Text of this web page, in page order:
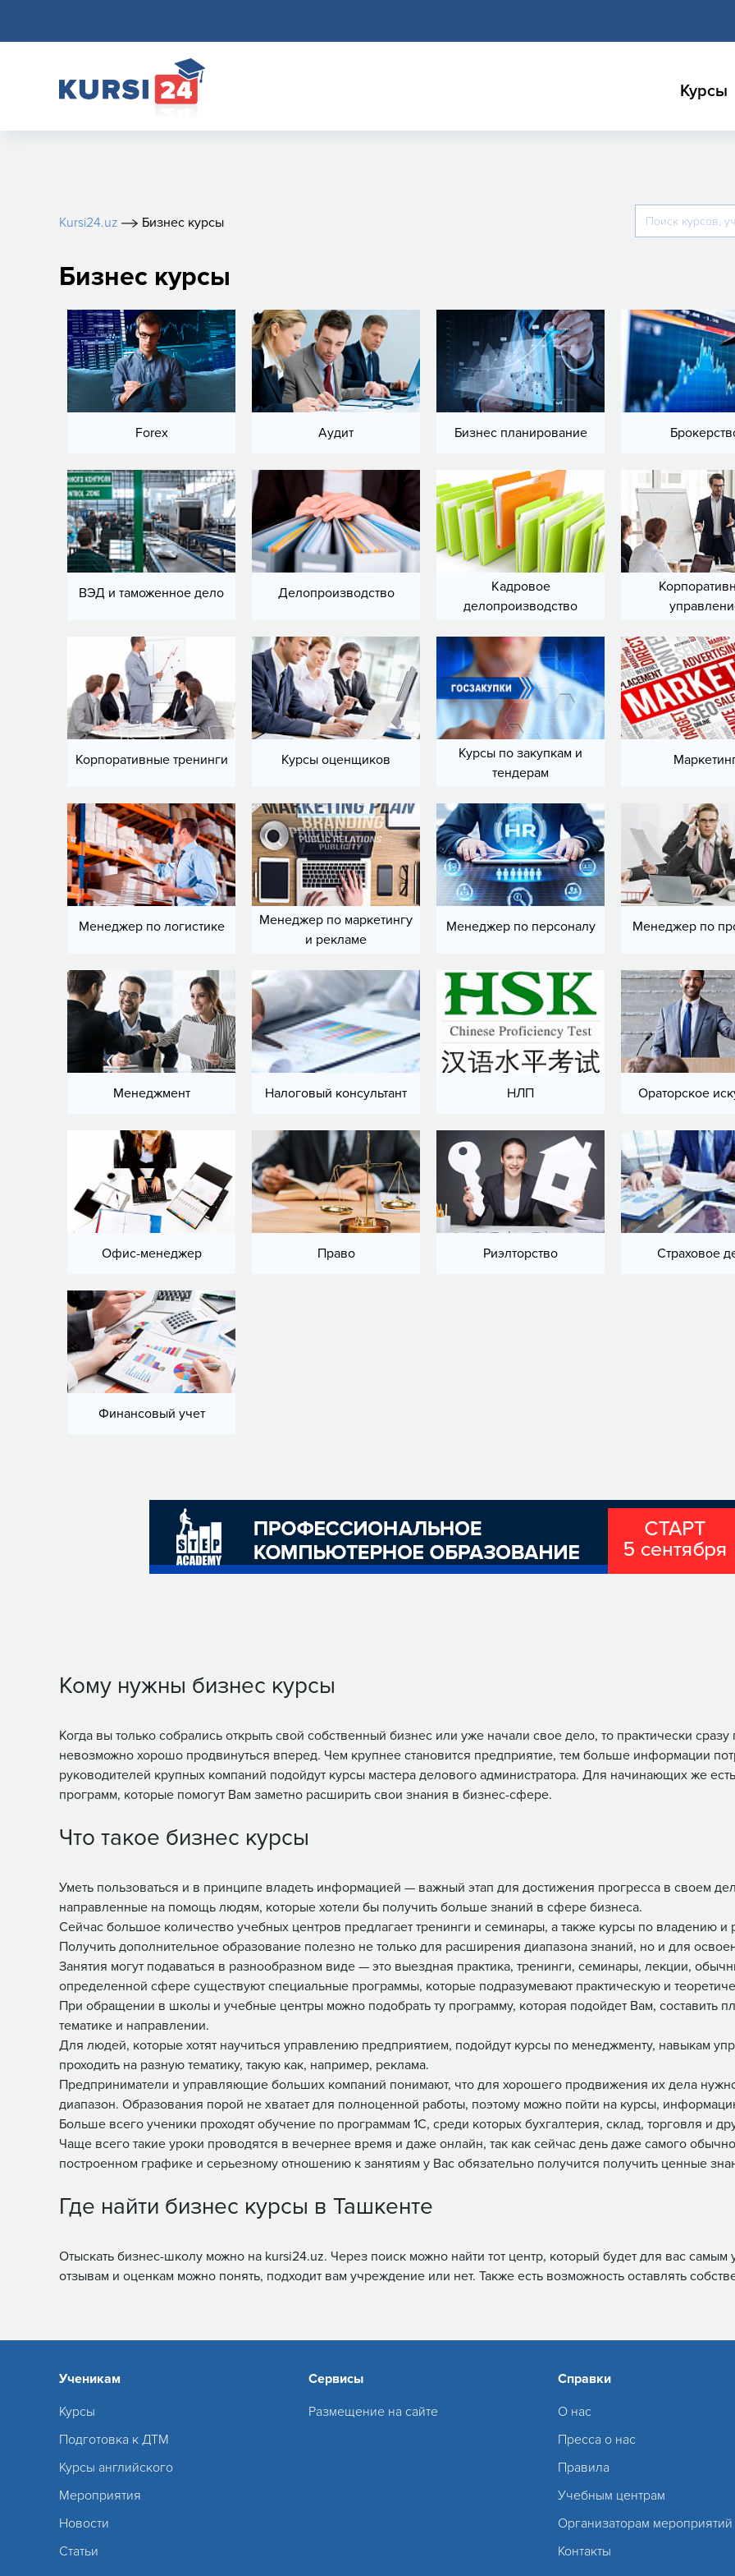
Курсы
Kursi24.uz Бизнес курсы
Бизнес курсы
Forex Аудит Бизнес планирование
ВЭД и таможенное дело Делопроизводство
Кадровое
делопроизводство
Корпоративные тренинги Курсы оценщиков
Курсы по закупкам и
тендерам
Менеджер по логистике
Менеджер по маркетингу
и рекламе
Менеджер по персоналу Менеджер по
Менеджмент Налоговый консультант НЛП Ораторское
Офис-менеджер Право Риэлторство Страховое
Финансовый учет
Кому нужны бизнес курсы
Когда вы только собрались открыть свой собственный бизнес или уже начали свое дело, то практически
невозможно хорошо продвинуться вперед. Чем крупнее становится предприятие, тем больше информации
руководителей крупных компаний подойдут курсы мастера делового администратора. Для начинающих же
программ, которые помогут Вам заметно расширить свои знания в бизнес-сфере.
Что такое бизнес курсы
Уметь пользоваться и в принципе владеть информацией — важный этап для достижения прогресса в своем
направленные на помощь людям, которые хотели бы получить больше знаний в сфере бизнеса.
Сейчас большое количество учебных центров предлагает тренинги и семинары, а также курсы по владению
Получить дополнительное образование полезно не только для расширения диапазона знаний, но и для
Занятия могут подаваться в разнообразном виде — это выездная практика, тренинги, семинары, лекции,
определенной сфере существуют специальные программы, которые подразумевают практическую и
При обращении в школы и учебные центры можно подобрать ту программу, которая подойдет Вам, составить
тематике и направлении.
Для людей, которые хотят научиться управлению предприятием, подойдут курсы по менеджменту, навыкам
проходить на разную тематику, такую как, например, реклама.
Предприниматели и управляющие больших компаний понимают, что для хорошего продвижения их дела
диапазон. Образования порой не хватает для полноценной работы, поэтому можно пойти на курсы,
Больше всего ученики проходят обучение по программам 1С, среди которых бухгалтерия, склад, торговля и
Чаще всего такие уроки проводятся в вечернее время и даже онлайн, так как сейчас день даже самого
построенном графике и серьезному отношению к занятиям у Вас обязательно получится получить ценные
Где найти бизнес курсы в Ташкенте
Отыскать бизнес-школу можно на kursi24.uz. Через поиск можно найти тот центр, который будет для вас
отзывам и оценкам можно понять, подходит вам учреждение или нет. Также есть возможность оставлять
Ученикам
Курсы
Подготовка к ДТМ
Курсы английского
Мероприятия
Новости
Статьи
Сервисы
Размещение на сайте
Справки
О нас
Пресса о нас
Правила
Учебным центрам
Организаторам мероприятий
Контакты